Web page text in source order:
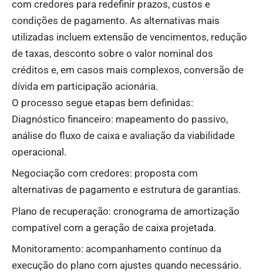
com credores para redefinir prazos, custos e
condições de pagamento. As alternativas mais
utilizadas incluem extensão de vencimentos, redução
de taxas, desconto sobre o valor nominal dos
créditos e, em casos mais complexos, conversão de
dívida em participação acionária.
O processo segue etapas bem definidas:
Diagnóstico financeiro: mapeamento do passivo,
análise do fluxo de caixa e avaliação da viabilidade
operacional.
Negociação com credores: proposta com
alternativas de pagamento e estrutura de garantias.
Plano de recuperação: cronograma de amortização
compatível com a geração de caixa projetada.
Monitoramento: acompanhamento contínuo da
execução do plano com ajustes quando necessário.